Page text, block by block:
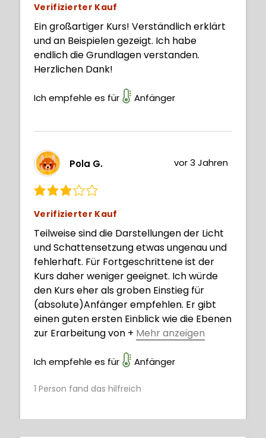
Verifizierter Kauf
Ein großartiger Kurs! Verständlich erklärt
und an Beispielen gezeigt. Ich habe
endlich die Grundlagen verstanden.
Herzlichen Dank!
Ich empfehle es für Anfänger
Pola G. vor 3 Jahren
Verifizierter Kauf
Teilweise sind die Darstellungen der Licht
und Schattensetzung etwas ungenau und
fehlerhaft. Für Fortgeschrittene ist der
Kurs daher weniger geeignet. Ich würde
den Kurs eher als groben Einstieg für
(absolute)Anfänger empfehlen. Er gibt
einen guten ersten Einblick wie die Ebenen
zur Erarbeitung von + Mehr anzeigen
können.
Ich empfehle es für Anfänger
1 Person fand das hilfreich